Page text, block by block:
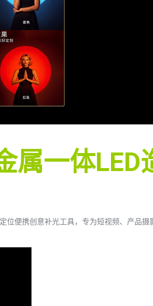
属一体LED
位便携创意补光工具，专为短视频、产品摄